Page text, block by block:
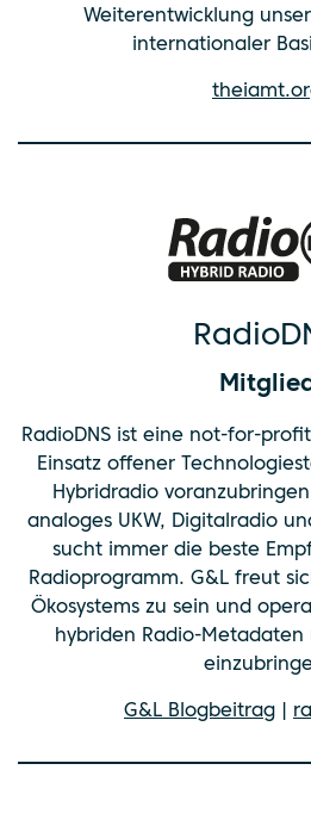
Weiterentwicklung
internationaler
RadioDNS ist eine not-for-
Einsatz offener
Hybridradio
analoges UKW, Digitalradio
sucht immer die beste
Radioprogramm. G&L freut
Ökosystems zu sein und
hybriden Radio-Metadaten
G&L Blogbeitrag